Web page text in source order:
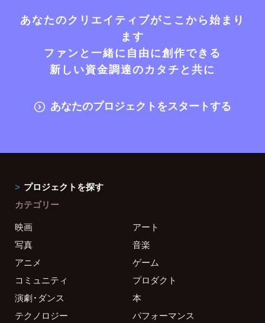
あなたのクリエイティブがここから始まり
ます
ファンと一緒に自由に創作できる
新しい資金調達のカタチと共に
あなたのプロジェクトをスタートする
プロジェクトを探す
カテゴリー
映画
アート
写真
音楽
アニメ
ゲーム
コミュニティ
プロダクト
演劇・ダンス
本
テクノロジー
パフォーマンス